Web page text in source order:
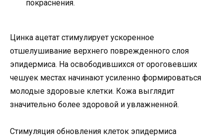
покраснения.
Цинка ацетат стимулирует ускоренное
отшелушивание верхнего поврежденного слоя
эпидермиса. На освободившихся от ороговевших
чешуек местах начинают усиленно формироваться
молодые здоровые клетки. Кожа выглядит
значительно более здоровой и увлажненной.
Стимуляция обновления клеток эпидермиса